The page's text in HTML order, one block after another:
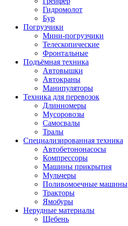
Нерудные материалы
Щебень
Погрузчики
Мини-погрузчики
Телескопические
Фронтальные
Подъёмная техника
Автовышки
Автокраны
Манипуляторы
Специализированная техника
Автобетононасосы
Компрессоры
Машины прикрытия
Мульчеры
Поливомоечные машины
Тракторы
Ямобуры
Техника для перевозок
Длинномеры
Мусоровозы
Самосвалы
Тралы
Гидромолот
Бур